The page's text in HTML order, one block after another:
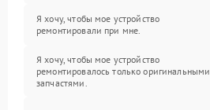
Я хочу, чтобы мое устройство
ремонтировали при мне.
Я хочу, чтобы мое устройство
ремонтировалось только оригинальными
запчастями.